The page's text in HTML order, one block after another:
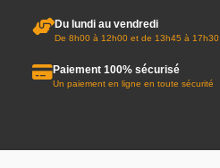
Du lundi au vendredi
De 8h00 à 12h00 et de 13h45 à 17h30
Paiement 100% sécurisé
Un paiement en ligne en toute sécurité